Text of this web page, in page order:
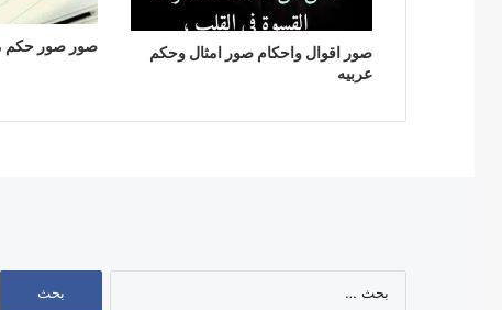
صور اقوال واحكام صور امثال وحكم
عربيه
صور صور حكم